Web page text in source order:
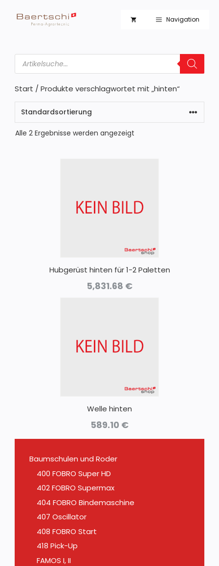
Inhalt
Navigation
Products
search
Start / Produkte verschlagwortet mit „hinten“
Alle 2 Ergebnisse werden angezeigt
Hubgerüst hinten für 1-2 Paletten
5,831.68 €
Welle hinten
589.10 €
Baumschulen und Roder
400 FOBRO Super HD
402 FOBRO Supermax
404 FOBRO Bindemaschine
407 Oscillator
408 FOBRO Start
418 Pick-Up
FAMOS I, II